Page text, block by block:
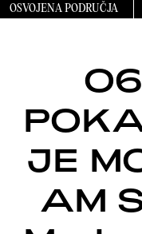
OSVOJENA PODRUČJA
JE
AM